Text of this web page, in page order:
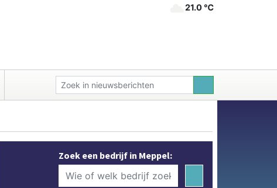
21.0 ℃
Zoek een bedrijf in Meppel: